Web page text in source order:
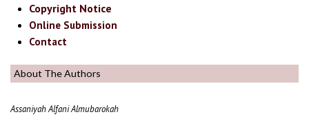
Copyright Notice
Online Submission
Contact
About The Authors
Assaniyah Alfani Almubarokah